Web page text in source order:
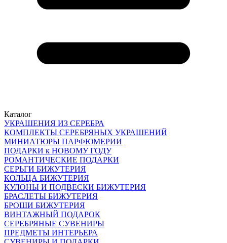
Каталог
УКРАШЕНИЯ ИЗ СЕРЕБРА
КОМПЛЕКТЫ СЕРЕБРЯНЫХ УКРАШЕНИЙ
МИНИАТЮРЫ ПАРФЮМЕРИИ
ПОДАРКИ к НОВОМУ ГОДУ
РОМАНТИЧЕСКИЕ ПОДАРКИ
СЕРЬГИ БИЖУТЕРИЯ
КОЛЬЦА БИЖУТЕРИЯ
КУЛОНЫ И ПОДВЕСКИ БИЖУТЕРИЯ
БРАСЛЕТЫ БИЖУТЕРИЯ
БРОШИ БИЖУТЕРИЯ
ВИНТАЖНЫЙ ПОДАРОК
СЕРЕБРЯНЫЕ СУВЕНИРЫ
ПРЕДМЕТЫ ИНТЕРЬЕРА